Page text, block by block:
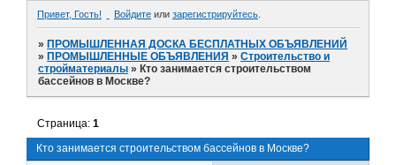
Привет, Гость! Войдите или зарегистрируйтесь
»ПРОМЫШЛЕННАЯ ДОСКА БЕСПЛАТНЫХ ОБЪЯВЛЕНИЙ
»ПРОМЫШЛЕННЫЕ ОБЪЯВЛЕНИЯ »Строительство и
стройматериалы »Кто занимается строительством
бассейнов в Москве?
Кто занимается строительством бассейнов в Москве?
Страница:1